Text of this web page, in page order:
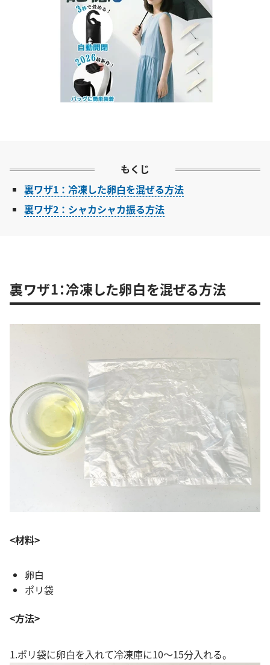
もくじ
裏ワザ1：冷凍した卵白を混ぜる方法
裏ワザ2：シャカシャカ振る方法
裏ワザ1：冷凍した卵白を混ぜる方法
<材料>
卵白
ポリ袋
<方法>
1.ポリ袋に卵白を入れて冷凍庫に10〜15分入れる。